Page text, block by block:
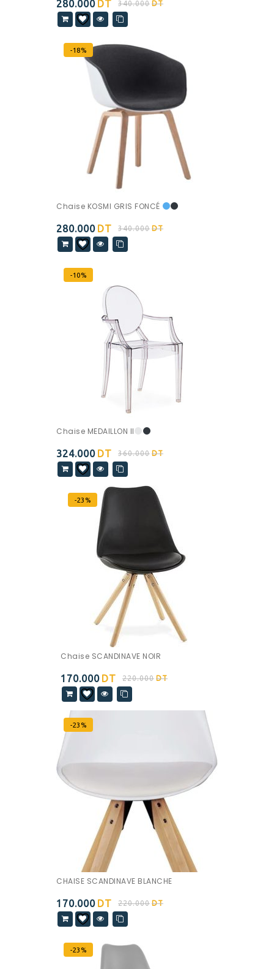
340.000 DT
280.000 DT
-18%
Chaise KOSMI GRIS FONCÉ
340.000 DT
280.000 DT
-10%
Chaise MEDAILLON II
360.000 DT
324.000 DT
-23%
Chaise SCANDINAVE NOIR
220.000 DT
170.000 DT
-23%
CHAISE SCANDINAVE BLANCHE
220.000 DT
170.000 DT
-23%